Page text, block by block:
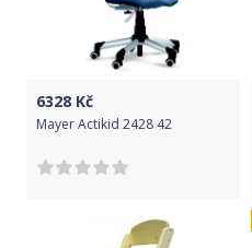
6328 Kč
Mayer Actikid 2428 42